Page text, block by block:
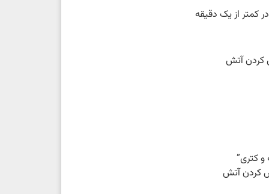
کمتر از یک دقیقه
کردن آتش
و کتری”
کردن آتش